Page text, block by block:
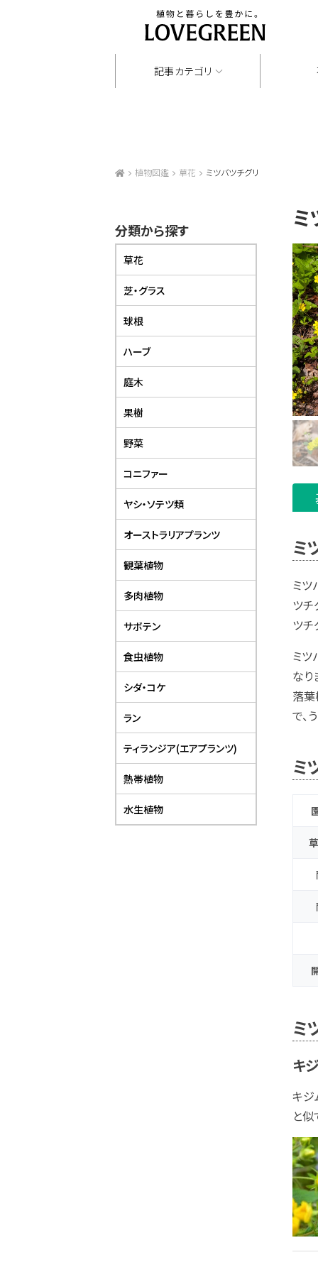
記事カテゴリ
植物図鑑 草花 ミツバツチグリ
ミ
ミツ
ツチ
ツチ
ミツ
なり
落葉
で、
ミ
ミ
キ
キジ
と似
分類から探す
草花
芝・グラス
球根
ハーブ
庭木
果樹
野菜
コニファー
ヤシ・ソテツ類
オーストラリアプランツ
観葉植物
多肉植物
サボテン
食虫植物
シダ・コケ
ラン
ティランジア(エアプランツ)
熱帯植物
水生植物